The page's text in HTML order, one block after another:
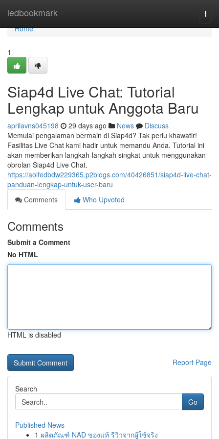
ledbookmark
Home
Home
1
Siap4d Live Chat: Tutorial
Lengkap untuk Anggota Baru
aprilavns045198 29 days ago News
Discuss
Memulai pengalaman bermain di Siap4d? Tak perlu khawatir!
Fasilitas Live Chat kami hadir untuk memandu Anda. Tutorial ini
akan memberikan langkah-langkah singkat untuk menggunakan
obrolan Siap4d Live Chat.
https://aoifedbdw229365.p2blogs.com/40426851/siap4d-live-chat-
panduan-lengkap-untuk-user-baru
Comments
Who Upvoted
Comments
Submit a Comment
No HTML
HTML is disabled
Report Page
Search
Go
Published News
1 ผลิตภัณฑ์ NAD ของแท้ รีวิวจากผู้ใช้จริง